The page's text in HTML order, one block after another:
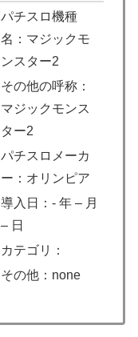
パチスロ機種
名：マジックモ
ンスター2
その他の呼称：
マジックモンス
ター2
パチスロメーカ
ー：オリンピア
導入日：- 年 – 月
– 日
カテゴリ：
その他：none